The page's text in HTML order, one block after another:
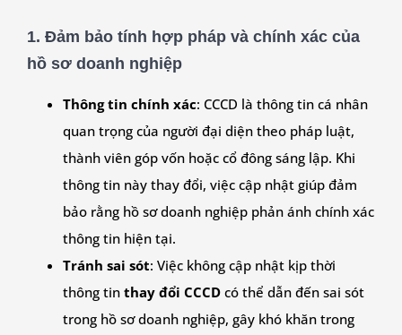
1. Đảm bảo tính hợp pháp và chính xác của
hồ sơ doanh nghiệp
Thông tin chính xác: CCCD là thông tin cá nhân
quan trọng của người đại diện theo pháp luật,
thành viên góp vốn hoặc cổ đông sáng lập. Khi
thông tin này thay đổi, việc cập nhật giúp đảm
bảo rằng hồ sơ doanh nghiệp phản ánh chính xác
thông tin hiện tại.
Tránh sai sót: Việc không cập nhật kịp thời
thông tin thay đổi CCCD có thể dẫn đến sai sót
trong hồ sơ doanh nghiệp, gây khó khăn trong